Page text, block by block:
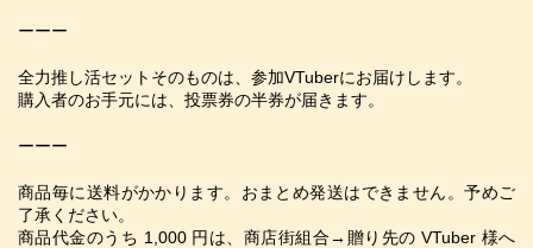
ーーー
全力推し活セットそのものは、参加VTuberにお届けします。
購入者のお手元には、投票券の半券が届きます。
ーーー
商品毎に送料がかかります。おまとめ発送はできません。予めご
了承ください。
商品代金のうち 1,000 円は、商店街組合→贈り先の VTuber 様へ